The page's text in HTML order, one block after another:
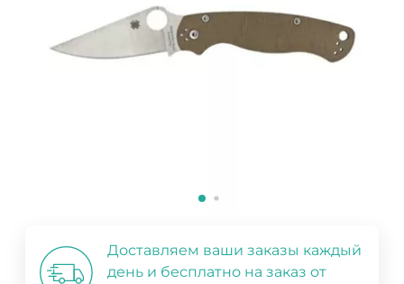
Доставляем ваши заказы каждый
день и бесплатно на заказ от